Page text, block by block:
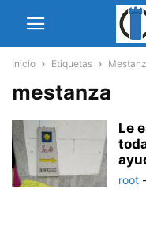
Inicio Etiquetas
mestanza
Le
root -